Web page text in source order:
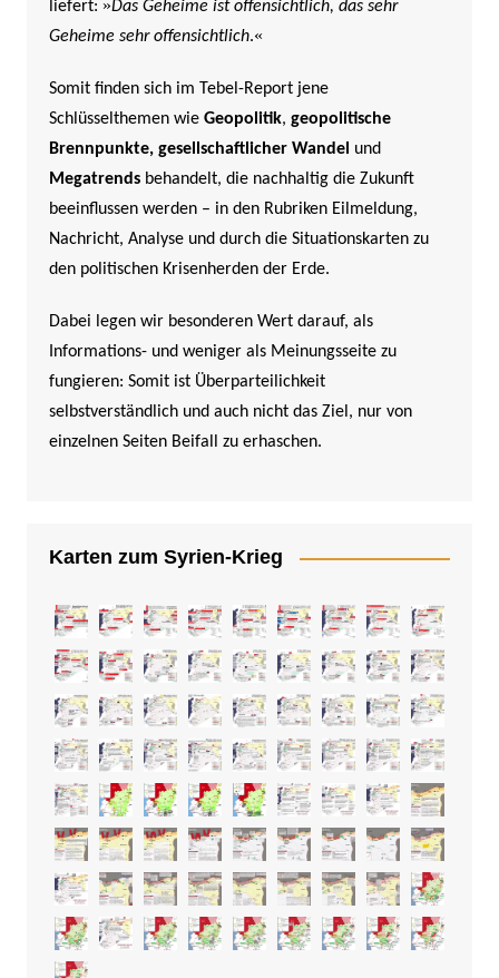
liefert: »Das Geheime ist offensichtlich, das sehr
Geheime sehr offensichtlich.«
Somit finden sich im Tebel-Report jene
Schlüsselthemen wie Geopolitik, geopolitische
Brennpunkte, gesellschaftlicher Wandel und
Megatrendsbehandelt, die nachhaltig die Zukunft
beeinflussen werden – in den Rubriken Eilmeldung,
Nachricht, Analyse und durch die Situationskarten zu
den politischen Krisenherden der Erde.
Dabei legen wir besonderen Wert darauf, als
Informations- und weniger als Meinungsseite zu
fungieren: Somit ist Überparteilichkeit
selbstverständlich und auch nicht das Ziel, nur von
einzelnen Seiten Beifall zu erhaschen.
Karten zum Syrien-Krieg